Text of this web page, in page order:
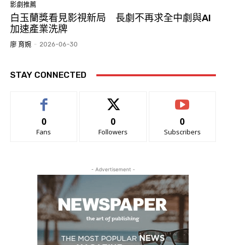
影劇推薦
白玉蘭獎看見影視新局 長劇不再求全中劇與AI
加速產業洗牌
廖 育婉 - 2026-06-30
STAY CONNECTED
0
Fans
0
Followers
0
Subscribers
- Advertisement -